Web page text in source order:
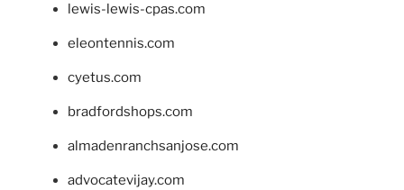
lewis-lewis-cpas.com
eleontennis.com
cyetus.com
bradfordshops.com
almadenranchsanjose.com
advocatevijay.com